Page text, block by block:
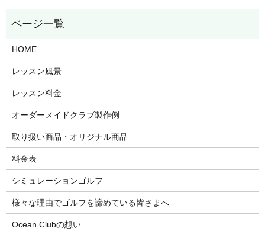
HOME
レッスン風景
レッスン料金
オーダーメイドクラブ製作例
取り扱い商品・オリジナル商品
料金表
シミュレーションゴルフ
様々な理由でゴルフを諦めている皆さまへ
Ocean Clubの想い